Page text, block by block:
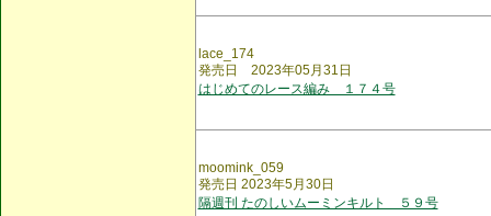
lace_174
発売日 2023年05月31日
はじめてのレース編み １７４号
moomink_059
発売日 2023年5月30日
隔週刊 たのしいムーミンキルト ５９号